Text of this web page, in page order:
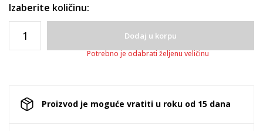
Izaberite količinu:
Dodaj u korpu
Potrebno je odabrati željenu veličinu
Proizvod je moguće vratiti u roku od 15 dana